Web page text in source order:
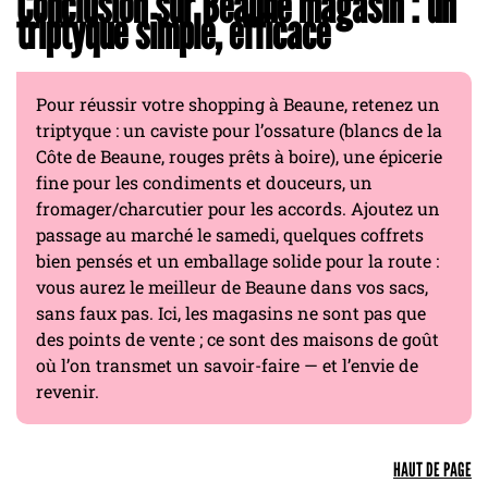
triptyque simple, efficace
Pour réussir votre shopping à Beaune, retenez un
triptyque : un caviste pour l’ossature (blancs de la
Côte de Beaune, rouges prêts à boire), une épicerie
fine pour les condiments et douceurs, un
fromager/charcutier pour les accords. Ajoutez un
passage au marché le samedi, quelques coffrets
bien pensés et un emballage solide pour la route :
vous aurez le meilleur de Beaune dans vos sacs,
sans faux pas. Ici, les magasins ne sont pas que
des points de vente ; ce sont des maisons de goût
où l’on transmet un savoir-faire — et l’envie de
revenir.
HAUT DE PAGE